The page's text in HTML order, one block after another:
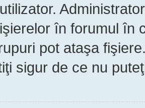
în forumul în
pot ataşa
sigur de ce nu